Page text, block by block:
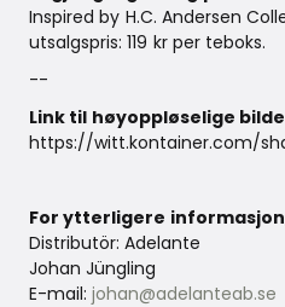
Inspired by H.C. Andersen
utsalgspris: 119 kr per teboks.
--
Link til høyoppløselige
https://witt.kontainer.com/
For ytterligere
Distributör: Adelante
Johan Jüngling
E-mail:johan@adelanteab.se